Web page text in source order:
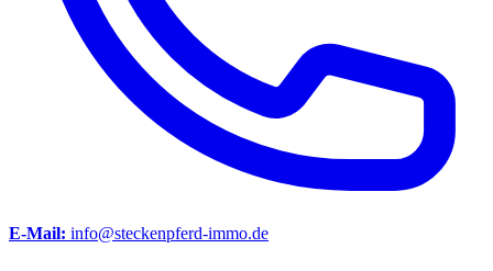
E-Mail: info@steckenpferd-immo.de